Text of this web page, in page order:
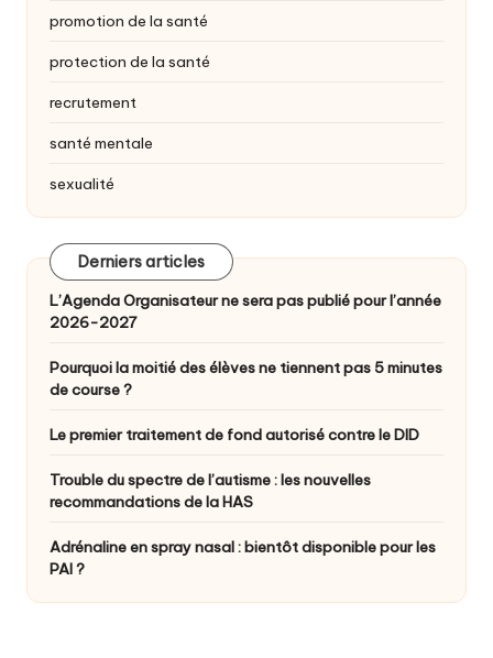
promotion de la santé
protection de la santé
recrutement
santé mentale
sexualité
Derniers articles
L’Agenda Organisateur ne sera pas publié pour l’année
2026-2027
Pourquoi la moitié des élèves ne tiennent pas 5 minutes
de course ?
Le premier traitement de fond autorisé contre le DID
Trouble du spectre de l’autisme : les nouvelles
recommandations de la HAS
Adrénaline en spray nasal : bientôt disponible pour les
PAI ?